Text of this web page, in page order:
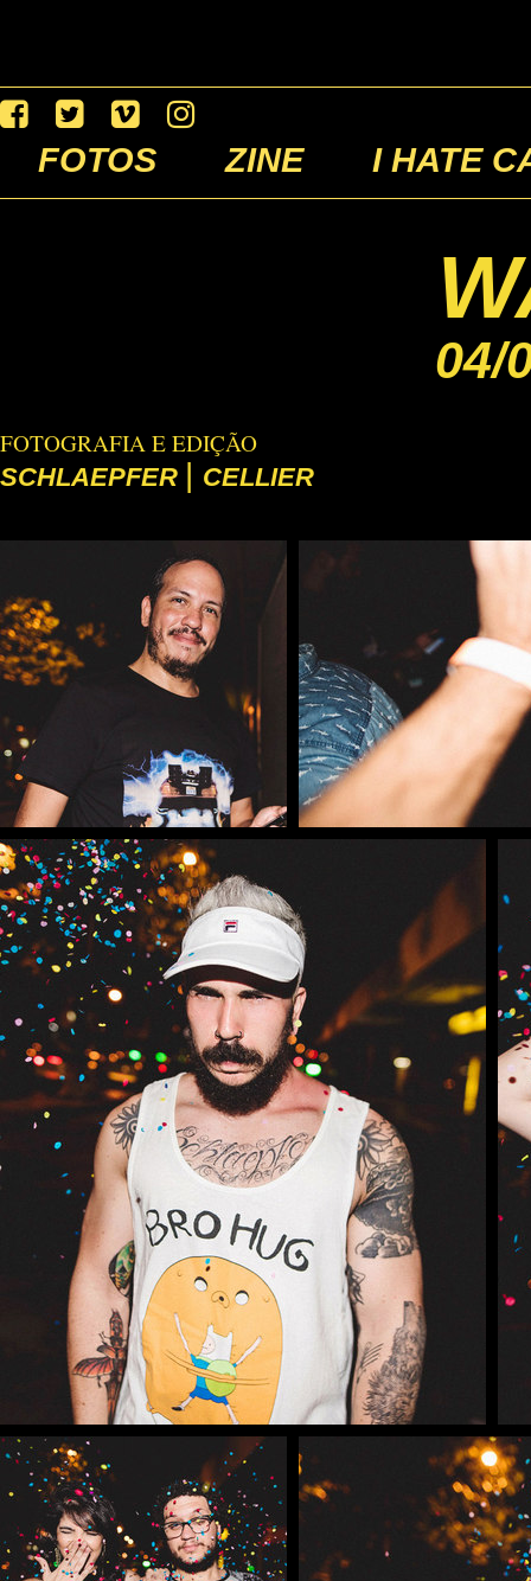
FOTOS ZINE I HATE
04/
FOTOGRAFIA E EDIÇÃO
SCHLAEPFER | CELLIER